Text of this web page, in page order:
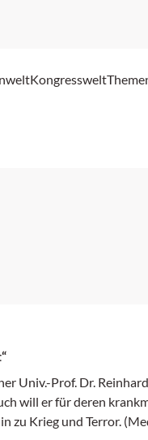
Kongresswelt
Univ.-Prof. Dr.
will er für deren
zu Krieg und Terror.